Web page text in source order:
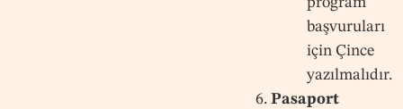
başvuruları
için Çince
yazılmalıdır.
Pasaport